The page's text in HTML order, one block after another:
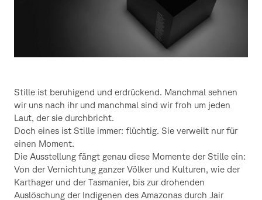
Stille ist beruhigend und erdrückend. Manchmal sehnen
wir uns nach ihr und manchmal sind wir froh um jeden
Laut, der sie durchbricht.
Doch eines ist Stille immer: flüchtig. Sie verweilt nur für
einen Moment.
Die Ausstellung fängt genau diese Momente der Stille ein:
Von der Vernichtung ganzer Völker und Kulturen, wie der
Karthager und der Tasmanier, bis zur drohenden
Auslöschung der Indigenen des Amazonas durch Jair